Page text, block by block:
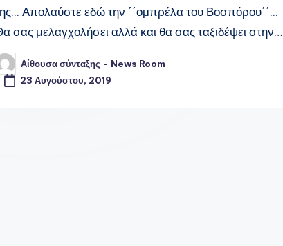
Απολαύστε εδώ την ΄΄ομπρέλα του Βοσπόρου΄΄...
σας μελαγχολήσει αλλά και θα σας ταξιδέψει στην…
Αίθουσα σύνταξης - News Room
23 Αυγούστου, 2019